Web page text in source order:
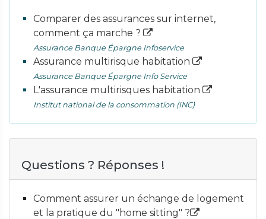
Comparer des assurances sur internet,
comment ça marche ?
Assurance Banque Épargne Infoservice
Assurance multirisque habitation
Assurance Banque Épargne Info Service
L'assurance multirisques habitation
Institut national de la consommation (INC)
Questions ? Réponses !
Comment assurer un échange de logement
et la pratique du "home sitting" ?